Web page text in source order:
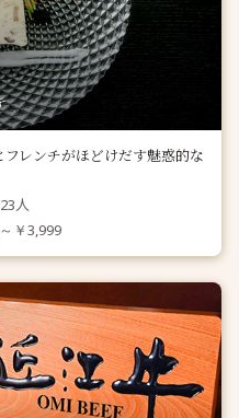
レンチがほどけだす魅惑的な
人
￥3,999